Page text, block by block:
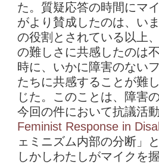
た。質疑応答の時間にマ
がより賛成したのは、い
の役割とされている以上
の難しさに共感したのは
時に、いかに障害のない
たちに共感することが難
じた。このことは、障害
今回の件において抗議活
Feminist Response in
ェミニズム内部の分断」
しかしわたしがマイクを